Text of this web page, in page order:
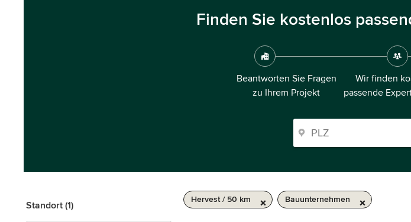
Finden Sie kostenlos
Beantworten Sie Fragen
zu Ihrem Projekt
Wir finden
passende
Standort (1)
Hervest / 50 km Bauunternehmen